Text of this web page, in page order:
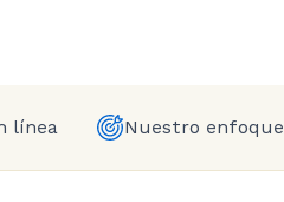
línea Nuestro enfoque